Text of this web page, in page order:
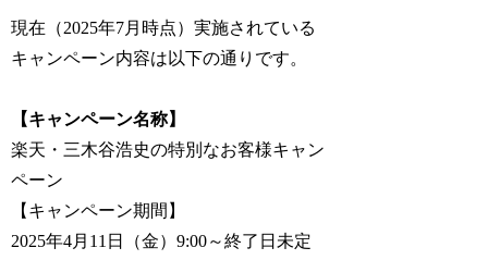
現在（2025年7月時点）実施されている
キャンペーン内容は以下の通りです。
【キャンペーン名称】
楽天・三木谷浩史の特別なお客様キャン
ペーン
【キャンペーン期間】
2025年4月11日（金）9:00～終了日未定